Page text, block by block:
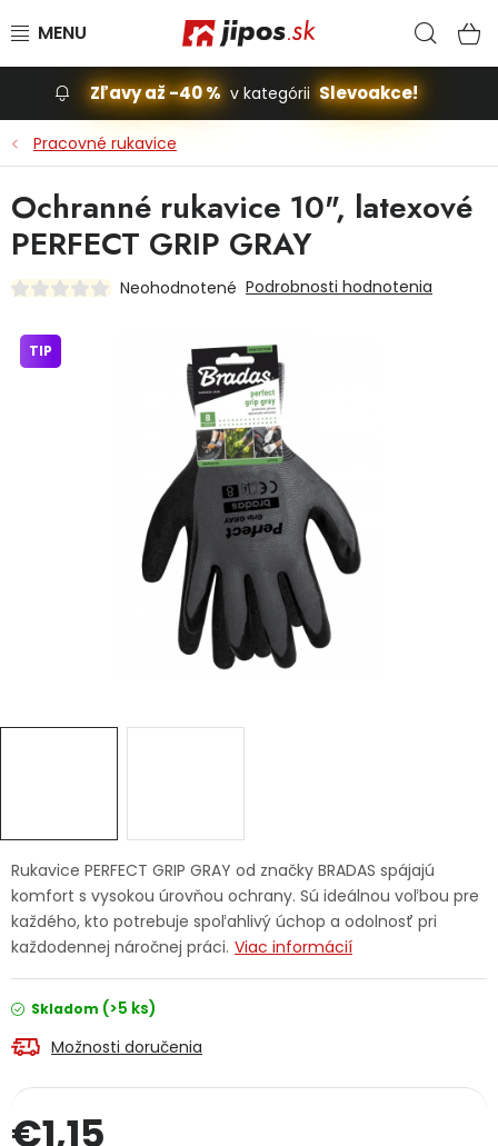
Slevoakce
Stavba, dom
Dielňa
Príslušenstvo pre automobily
Vybavenie a hračky pre deti
Ochranné pracovné pomôcky
Servis náradia Hodnotenie obchodu
Doprava a platba Váš zákaznícky účet
Kontakty
Reklamačný formulár Odstúpenie v lehote 14 dní
Zľavy až -40 % v kategórii Slevoakce!
Pracovné rukavice
Rukavice PERFECT GRIP GRAY od značky BRADAS spájajú
komfort s vysokou úrovňou ochrany. Sú ideálnou voľbou pre
každého, kto potrebuje spoľahlivý úchop a odolnosť pri
každodennej náročnej práci. Viac informácií
Skladom (>5 ks)
Možnosti doručenia
€1,15
Ochranné rukavice 10", latexové
PERFECT GRIP GRAY
Neohodnotené Podrobnosti hodnotenia
TIP